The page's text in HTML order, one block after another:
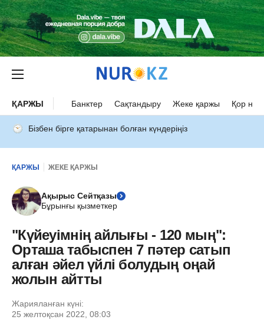
ҚАРЖЫ Банктер Сақтандыру Жеке қаржы Қор
Бізбен бірге қатарынан болған күндеріңіз
ҚАРЖЫ ЖЕКЕ ҚАРЖЫ
Ақырыс Сейтқазы
Бұрынғы қызметкер
"Күйеуімнің айлығы - 120 мың":
Орташа табыспен 7 пәтер сатып
алған әйел үйлі болудың оңай
жолын айтты
Жарияланған күні:
25 желтоқсан 2022, 08:03